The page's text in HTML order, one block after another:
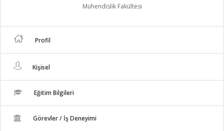
Mühendislik Fakültesi
Profil
Kişisel
Eğitim Bilgileri
Görevler / İş Deneyimi